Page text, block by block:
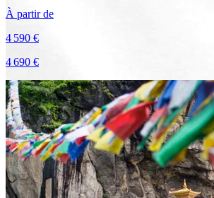
À partir de
4 590 €
4 690 €
Voir le voyage